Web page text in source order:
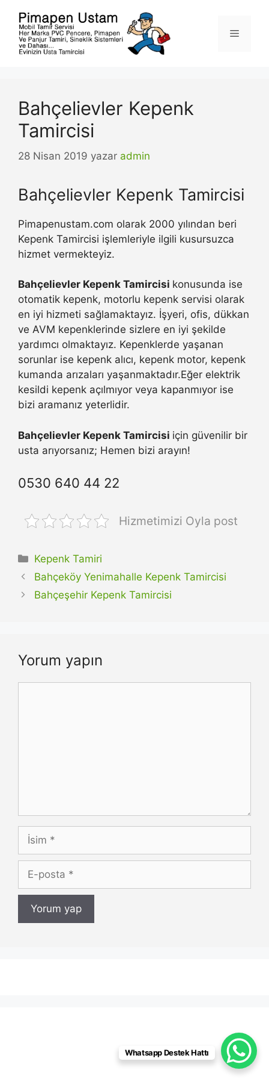
Menü
Bahçelievler Kepenk
Tamircisi
28 Nisan 2019 yazar admin
Bahçelievler Kepenk Tamircisi
Pimapenustam.com olarak 2000 yılından beri
Kepenk Tamircisi işlemleriyle ilgili kusursuzca
hizmet vermekteyiz.
Bahçelievler Kepenk Tamircisi konusunda ise
otomatik kepenk, motorlu kepenk servisi olarak
en iyi hizmeti sağlamaktayız. İşyeri, ofis, dükkan
ve AVM kepenklerinde sizlere en iyi şekilde
yardımcı olmaktayız. Kepenklerde yaşanan
sorunlar ise kepenk alıcı, kepenk motor, kepenk
kumanda arızaları yaşanmaktadır.Eğer elektrik
kesildi kepenk açılmıyor veya kapanmıyor ise
bizi aramanız yeterlidir.
Bahçelievler Kepenk Tamircisi için güvenilir bir
usta arıyorsanız; Hemen bizi arayın!
0530 640 44 22
Hizmetimizi Oyla post
Kategoriler
Kepenk Tamiri
Bahçeköy Yenimahalle Kepenk Tamircisi
Bahçeşehir Kepenk Tamircisi
Yorum yapın
İsim
posta
Whatsapp Destek Hattı